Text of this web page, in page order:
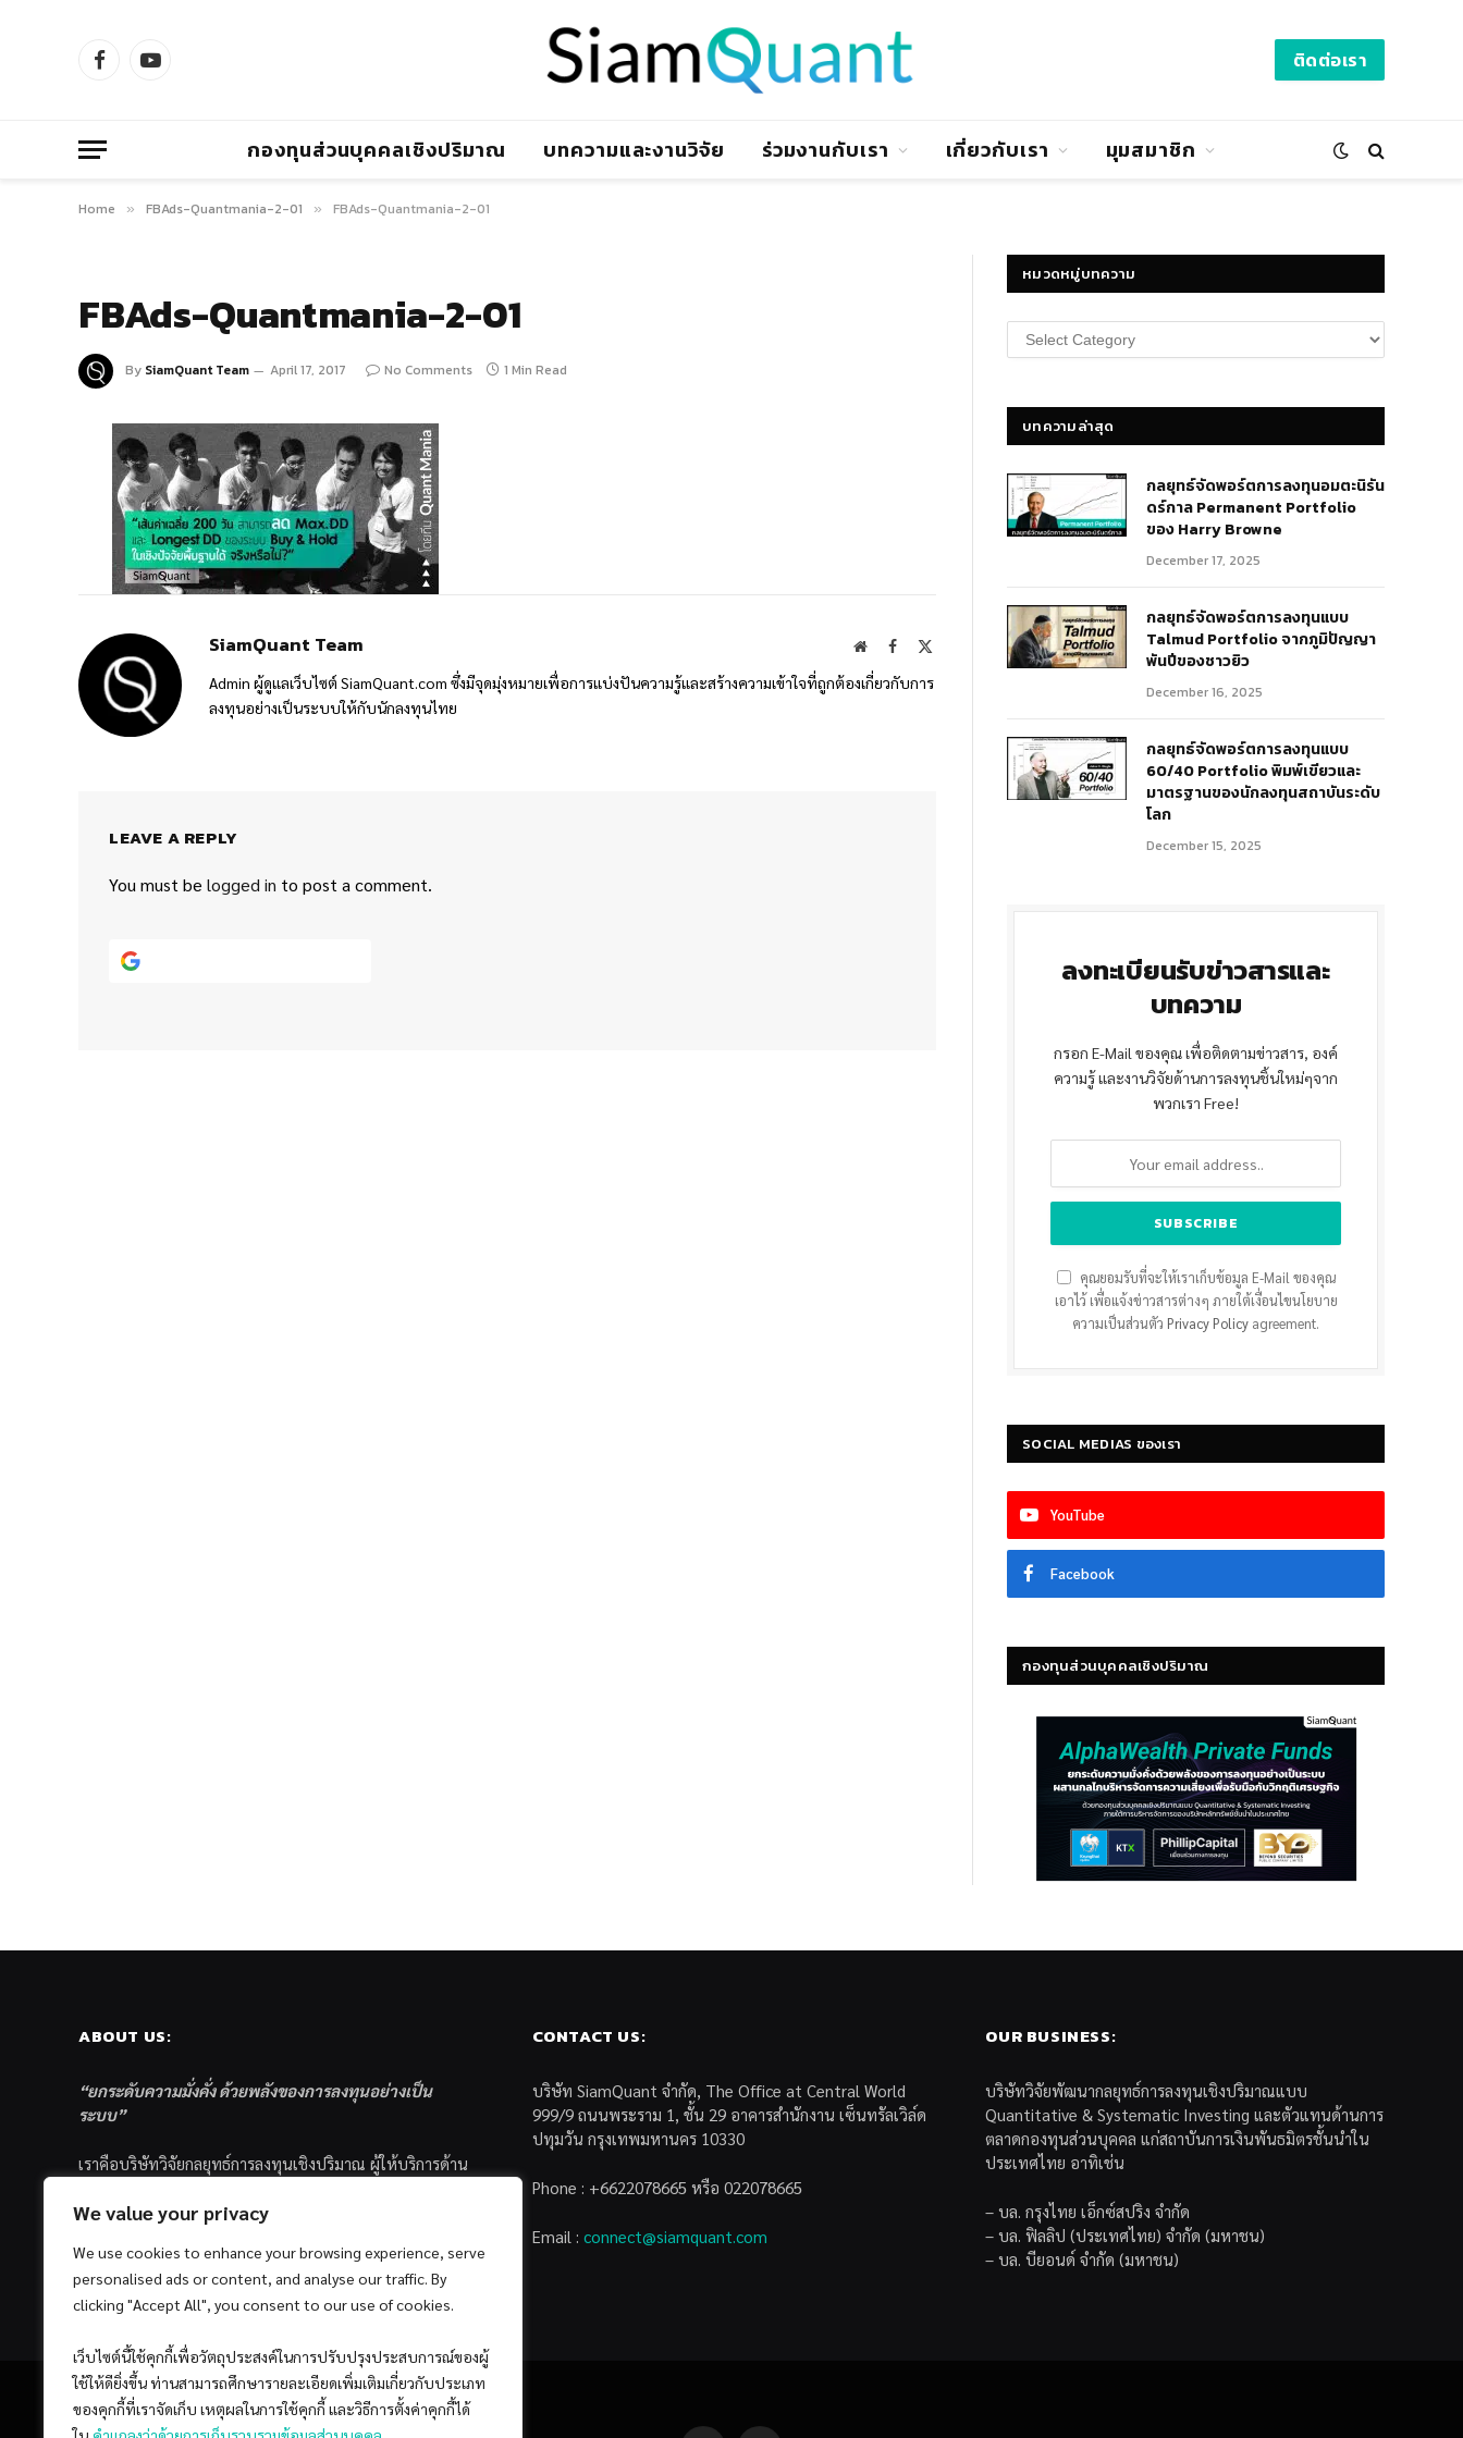
We value your privacy
We use cookies to enhance your browsing experience, serve
personalised ads or content, and analyse our traffic. By
clicking "Accept All", you consent to our use of cookies.
เว็บไซต์นี้ใช้คุกกี้เพื่อวัตถุประสงค์ในการปรับปรุงประสบการณ์ของผู้
ใช้ให้ดียิ่งขึ้น ท่านสามารถศึกษารายละเอียดเพิ่มเติมเกี่ยวกับประเภท
ของคุกกี้ที่เราจัดเก็บ เหตุผลในการใช้คุกกี้ และวิธีการตั้งค่าคุกกี้ได้
FacebookYouTube ติดต่อเรา
กองทุนส่วนบุคคลเชิงปริมาณ บทความและงานวิจัย ร่วมงานกับเรา เกี่ยวกับเรา มุมสมาชิก
Home » FBAds-Quantmania-2-01 » FBAds-Quantmania-2-01
FBAds-Quantmania-2-01
By SiamQuant Team April 17, 2017 No Comments 1 Min Read
SiamQuant Team WebsiteFacebook
Admin ผู้ดูแลเว็บไซต์ SiamQuant.com ซึ่งมีจุดมุ่งหมายเพื่อการแบ่งปันความรู้และสร้างความเข้าใจที่ถูกต้องเกี่ยวกับการ
ลงทุนอย่างเป็นระบบให้กับนักลงทุนไทย
LEAVE A REPLY
You must be logged in to post a comment.
หมวดหมู่บทความ
หมวด
หมู่
บทความล่าสุด
กลยุทธ์​จัดพอร์ตการลงทุนอมตะนิรัน
ดร์กาล Permanent Portfolio
ของ Harry Browne
December 17, 2025
กลยุทธ์จัดพอร์ตการลงทุนแบบ
Talmud Portfolio จากภูมิปัญญา
พันปีของชาวยิว
December 16, 2025
กลยุทธ์จัดพอร์ตการลงทุนแบบ
60/40 Portfolio พิมพ์เขียวและ
มาตรฐานของนักลงทุนสถาบันระดับ
โลก
December 15, 2025
ลงทะเบียนรับข่าวสารและ
บทความ
กรอก E-Mail ของคุณ เพื่อติดตามข่าวสาร, องค์
ความรู้ และงานวิจัยด้านการลงทุนชิ้นใหม่ๆจาก
พวกเรา Free!
คุณยอมรับที่จะให้เราเก็บข้อมูล E-Mail ของคุณ
เอาไว้ เพื่อแจ้งข่าวสารต่างๆ ภายใต้เงื่อนไขนโยบาย
ความเป็นส่วนตัว Privacy Policy agreement.
SOCIAL MEDIAS ของเรา
YouTube
Facebook
กองทุนส่วนบุคคลเชิงปริมาณ
ABOUT US:
“ยกระดับความมั่งคั่ง ด้วยพลังของการลงทุนอย่างเป็น
ระบบ”
เราคือบริษัทวิจัยกลยุทธ์การลงทุนเชิงปริมาณ ผู้ให้บริการด้าน
ส่วนบุคคล ซึ่งมีเป้าหมายที่จะช่วยเหลือให้นักลงทุนไทย
ด้วยแนวคิดและกระบวนการลงทุนอย่างเป็นระบบแบบ
Quantitative & Systematic Investing
CONTACT US:
บริษัท SiamQuant จำกัด, The Office at Central World
999/9 ถนนพระราม 1, ชั้น 29 อาคารสำนักงาน เซ็นทรัลเวิล์ด
ปทุมวัน กรุงเทพมหานคร 10330
Phone : +6622078665 หรือ 022078665
Email : connect@siamquant.com
OUR BUSINESS:
บริษัทวิจัยพัฒนากลยุทธ์การลงทุนเชิงปริมาณแบบ
Quantitative & Systematic Investing และตัวแทนด้านการ
ตลาดกองทุนส่วนบุคคล แก่สถาบันการเงินพันธมิตรชั้นนำใน
ประเทศไทย อาทิเช่น
– บล. กรุงไทย เอ็กซ์สปริง จำกัด
– บล. ฟิลลิป (ประเทศไทย) จำกัด (มหาชน)
– บล. บียอนด์ จำกัด (มหาชน)